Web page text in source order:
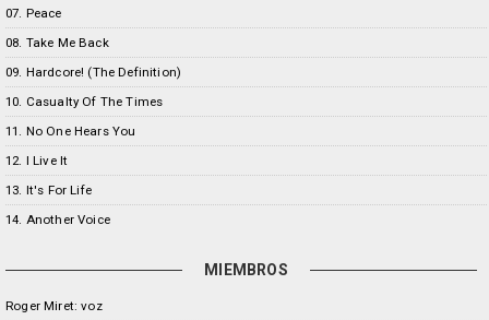
07. Peace
08. Take Me Back
09. Hardcore! (The Definition)
10. Casualty Of The Times
11. No One Hears You
12. I Live It
13. It's For Life
14. Another Voice
MIEMBROS
Roger Miret: voz